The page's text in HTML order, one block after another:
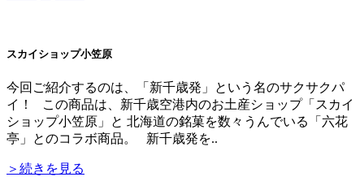
スカイショップ小笠原
今回ご紹介するのは、「新千歳発」という名のサクサクパ
イ！ この商品は、新千歳空港内のお土産ショップ「スカイ
ショップ小笠原」と 北海道の銘菓を数々うんでいる「六花
亭」とのコラボ商品。 新千歳発を..
＞続きを見る